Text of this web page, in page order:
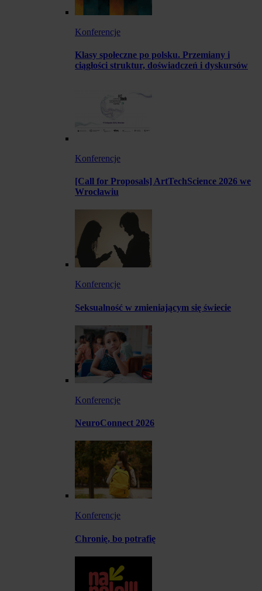
Konferencje
Klasy społeczne po polsku. Przemiany i
ciągłości struktur, doświadczeń i dyskursów
Konferencje
[Call for Proposals] ArtTechScience 2026 we
Wrocławiu
Konferencje
Seksualność w zmieniającym się świecie
Konferencje
NeuroConnect 2026
Konferencje
Chronię, bo potrafię